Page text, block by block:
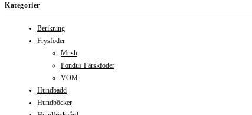
Kategorier
Berikning
Frysfoder
Mush
Pondus Färskfoder
VOM
Hundbädd
Hundböcker